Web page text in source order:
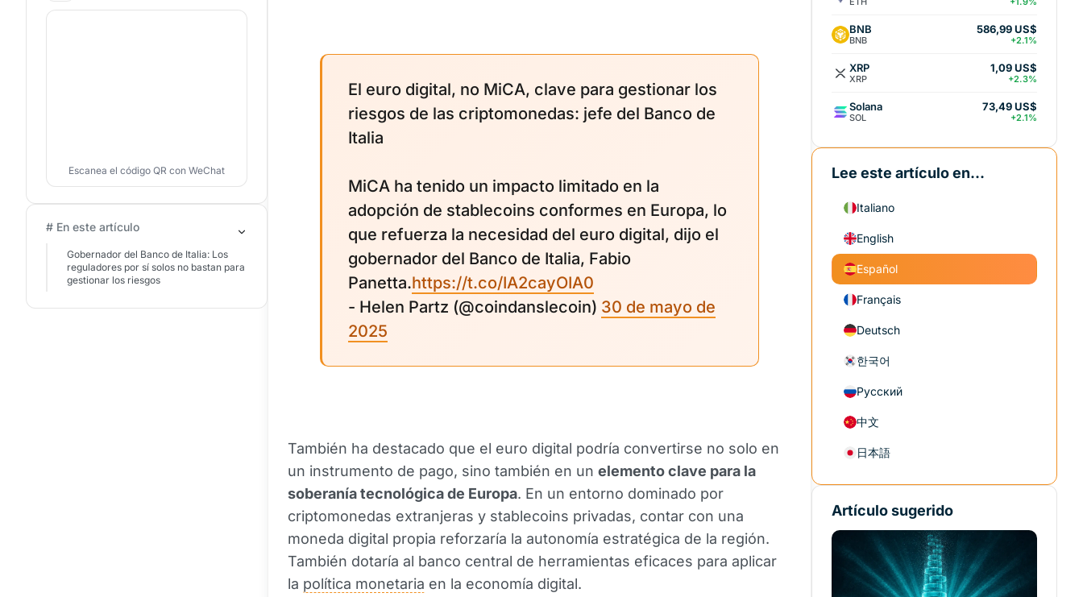
El euro digital, no MiCA, clave para gestionar los
riesgos de las criptomonedas: jefe del Banco de
Italia
MiCA ha tenido un impacto limitado en la
adopción de stablecoins conformes en Europa, lo
que refuerza la necesidad del euro digital, dijo el
gobernador del Banco de Italia, Fabio
Panetta.https://t.co/IA2cayOIA0
- Helen Partz (@coindanslecoin) 30 de mayo de
2025
También ha destacado que el euro digital podría convertirse no solo en
un instrumento de pago, sino también en un elemento clave para la
soberanía tecnológica de Europa. En un entorno dominado por
criptomonedas extranjeras y stablecoins privadas, contar con una
moneda digital propia reforzaría la autonomía estratégica de la región.
También dotaría al banco central de herramientas eficaces para aplicar
la política monetaria en la economía digital.
Escanea el código QR con WeChat
# En este artículo
Gobernador del Banco de Italia: Los
reguladores por sí solos no bastan para
gestionar los riesgos
BNB
BNB
586,99 US$
+2.1%
XRP
XRP
1,09 US$
+2.3%
Solana
SOL
73,49 US$
+2.1%
Lee este artículo en...
Italiano
English
Español
Français
Deutsch
한국어
Русский
中文
日本語
Artículo sugerido